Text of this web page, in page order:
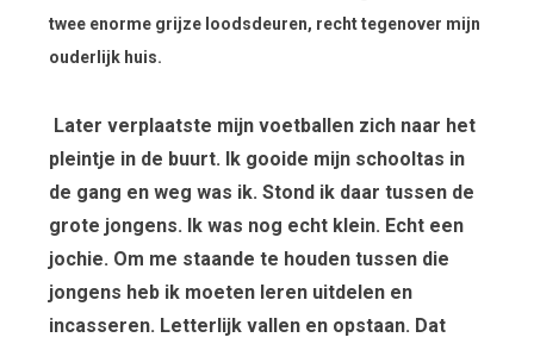
twee enorme grijze loodsdeuren, recht tegenover mijn
ouderlijk huis.
Later verplaatste mijn voetballen zich naar het
pleintje in de buurt. Ik gooide mijn schooltas in
de gang en weg was ik. Stond ik daar tussen de
grote jongens. Ik was nog echt klein. Echt een
jochie. Om me staande te houden tussen die
jongens heb ik moeten leren uitdelen en
incasseren. Letterlijk vallen en opstaan. Dat